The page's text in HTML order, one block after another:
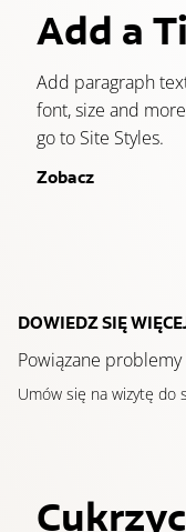
DOWIEDZ SIĘ
Powiązane problemy
Umów się na wizytę do
Add a
Add paragraph
font, size and
go to Site Styles.
Zobacz